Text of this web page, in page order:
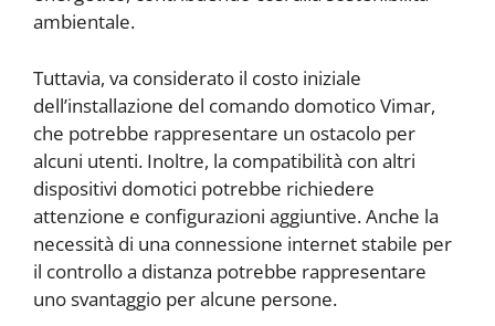
ambientale.
Tuttavia, va considerato il costo iniziale
dell’installazione del comando domotico Vimar,
che potrebbe rappresentare un ostacolo per
alcuni utenti. Inoltre, la compatibilità con altri
dispositivi domotici potrebbe richiedere
attenzione e configurazioni aggiuntive. Anche la
necessità di una connessione internet stabile per
il controllo a distanza potrebbe rappresentare
uno svantaggio per alcune persone.